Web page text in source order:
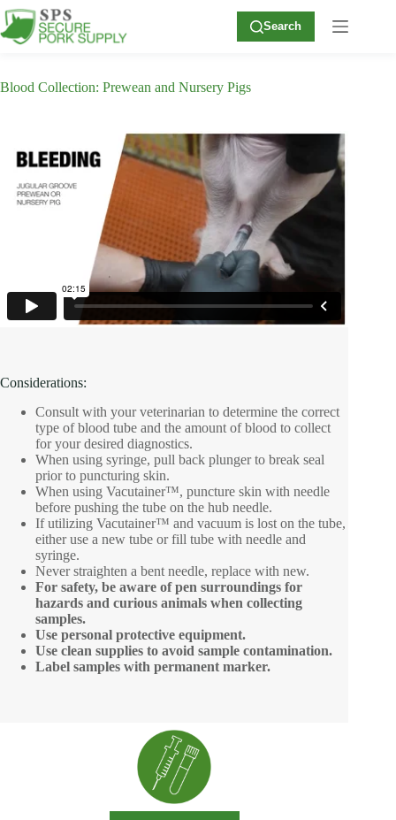
Skip
to
content
Search
Blood Collection: Prewean and Nursery Pigs
Considerations:
Consult with your veterinarian to determine the correct
type of blood tube and the amount of blood to collect
for your desired diagnostics.
When using syringe, pull back plunger to break seal
prior to puncturing skin.
When using Vacutainer™, puncture skin with needle
before pushing the tube on the hub needle.
If utilizing Vacutainer™ and vacuum is lost on the tube,
either use a new tube or fill tube with needle and
syringe.
Never straighten a bent needle, replace with new.
For safety, be aware of pen surroundings for
hazards and curious animals when collecting
samples.
Use personal protective equipment.
Use clean supplies to avoid sample contamination.
Label samples with permanent marker.